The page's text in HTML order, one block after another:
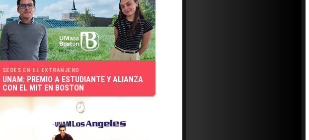
SEDES EN EL EXTRANJERO
UNAM: PREMIO A ESTUDIANTE Y ALIANZA
CON EL MIT EN BOSTON